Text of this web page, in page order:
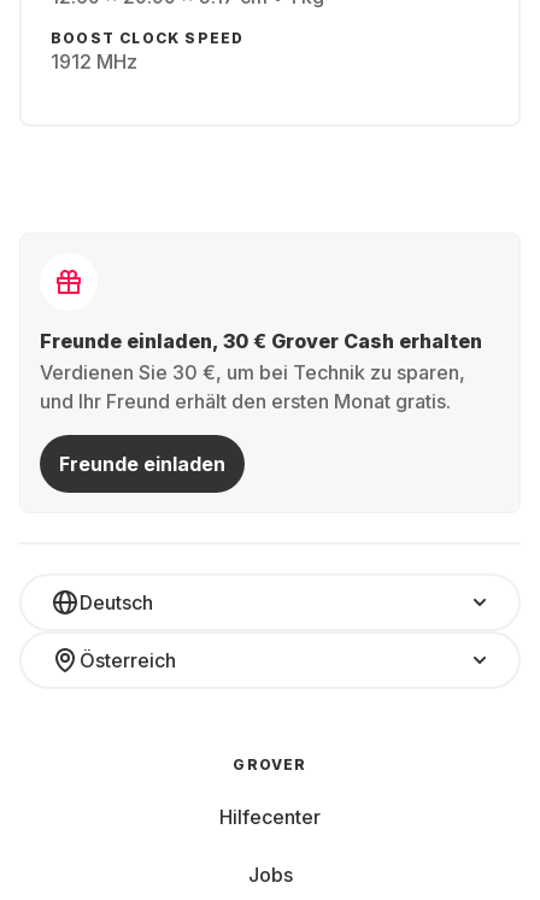
BOOST CLOCK SPEED
1912 MHz
Freunde einladen, 30 € Grover Cash erhalten
Verdienen Sie 30 €, um bei Technik zu sparen,
und Ihr Freund erhält den ersten Monat gratis.
Freunde einladen
Deutsch
Österreich
GROVER
Hilfecenter
Jobs